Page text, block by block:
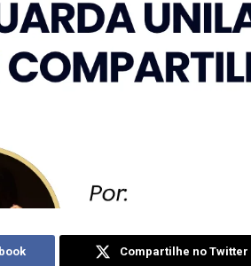
Compartilhe no Twitter